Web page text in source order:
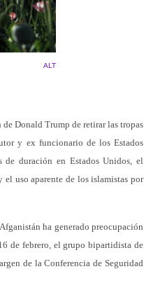
ALT
Donald Trump de retirar las tropas
y ex funcionario de los Estados
de duración en Estados Unidos, el
uso aparente de los islamistas por
ha generado preocupación
de febrero, el grupo bipartidista de
de la Conferencia de Seguridad